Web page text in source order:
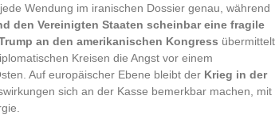
Wendung im iranischen Dossier genau, während
den Vereinigten Staaten scheinbar eine fragile
an den amerikanischen Kongress übermittelt
Kreisen die Angst vor einem
Auf europäischer Ebene bleibt der Krieg in der
sich an der Kasse bemerkbar machen, mit